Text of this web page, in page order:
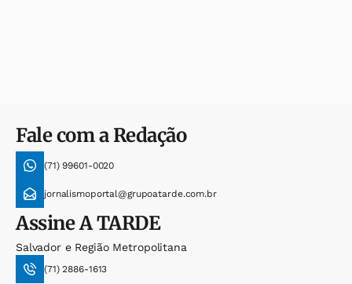
Fale com a Redação
(71) 99601-0020
jornalismoportal@grupoatarde.com.br
AssineA TARDE
Salvador e Região Metropolitana
(71) 2886-1613